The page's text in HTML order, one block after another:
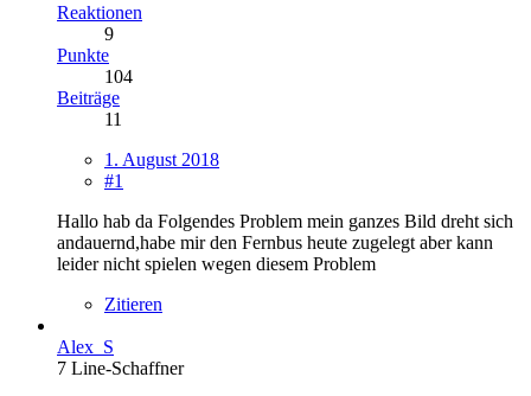
Reaktionen
9
Punkte
104
Beiträge
11
1. August 2018
#1
Hallo hab da Folgendes Problem mein ganzes Bild dreht sich
andauernd,habe mir den Fernbus heute zugelegt aber kann
leider nicht spielen wegen diesem Problem
Zitieren
Alex_S
7 Line-Schaffner